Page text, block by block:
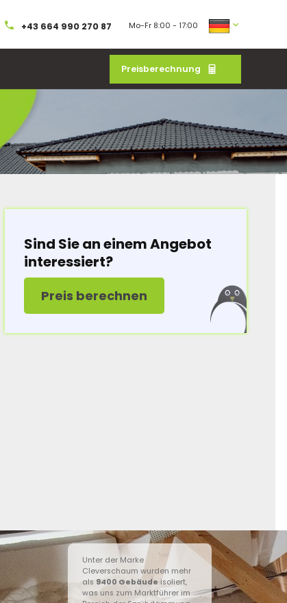
+43 664 990 270 87 Mo-Fr 8:00 - 17:00
Preisberechnung
Sind Sie an einem Angebot
interessiert?
Preis berechnen
Unter der Marke
Cleverschaum wurden mehr
als 9400 Gebäude isoliert,
was uns zum Marktführer im